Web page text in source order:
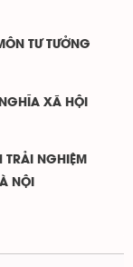
TƯ TƯỞNG
XÃ HỘI
TRẢI NGHIỆM
NỘI